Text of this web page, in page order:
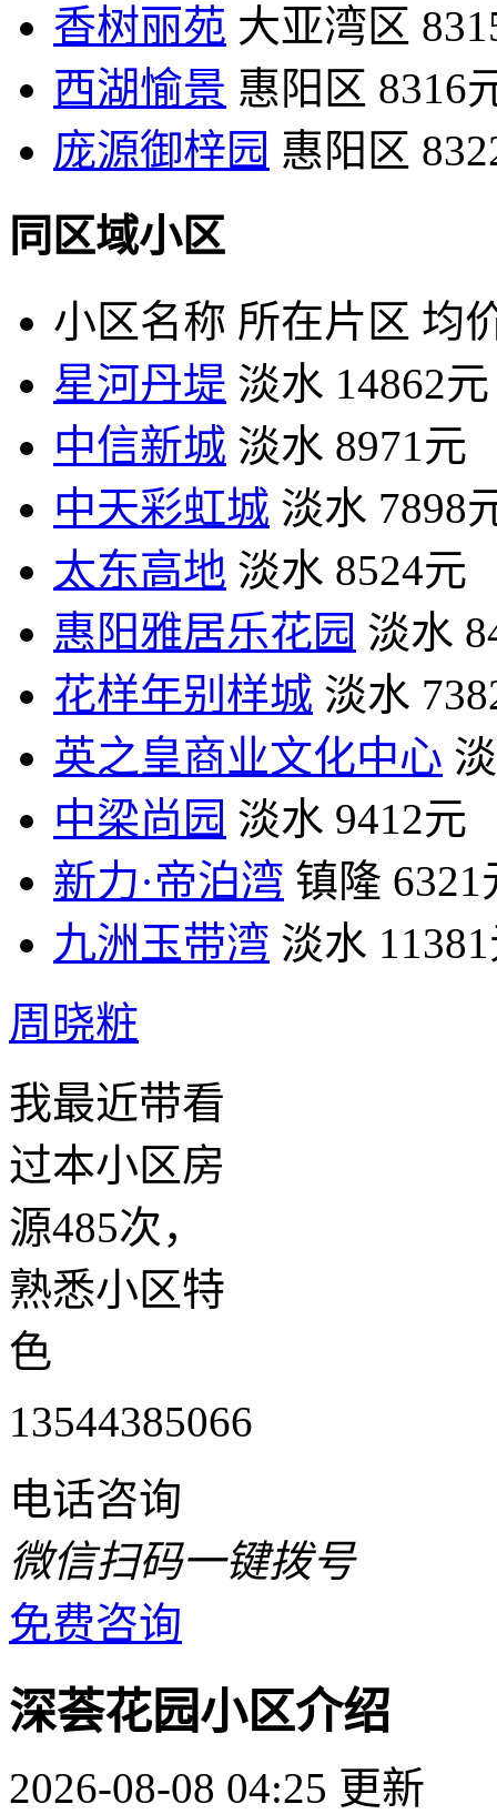
香树丽苑 大亚湾区
西湖愉景 惠阳区 8316
庞源御梓园 惠阳区
同区域小区
小区名称 所在片区 均
星河丹堤 淡水 14862元
中信新城 淡水 8971元
中天彩虹城 淡水 7898
太东高地 淡水 8524元
惠阳雅居乐花园 淡水
花样年别样城 淡水
英之皇商业文化中心
中梁尚园 淡水 9412元
新力·帝泊湾 镇隆 6321
九洲玉带湾 淡水
周晓粧
我最近带看
过本小区房
源485次，
熟悉小区特
色
13544385066
电话咨询
微信扫码一键拨号
免费咨询
深荟花园小区介绍
2026-08-08 04:25 更新